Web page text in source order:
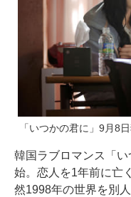
「いつかの君に」9月8
韓国ラブロマンス「
始。恋人を1年前に亡
然1998年の世界を別